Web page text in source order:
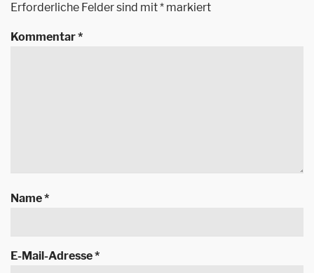
Erforderliche Felder sind mit* markiert
Kommentar*
Name*
E-Mail-Adresse*